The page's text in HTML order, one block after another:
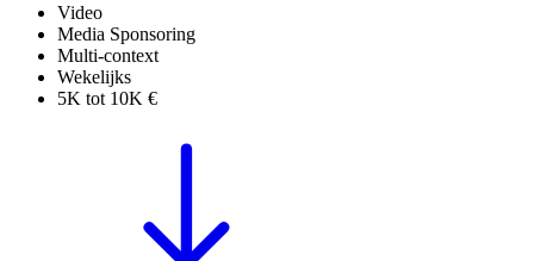
Video
Media Sponsoring
Multi-context
Wekelijks
5K tot 10K €